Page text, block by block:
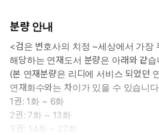
분량 안내
<검은 변호사의 치정 ~세상에서 가장
해당하는 연재도서 분량은 아래와 같습
(본 연재분량은 리디에 서비스 되었던
연재화수와는 차이가 있을 수 있습니
1권: 1화 ~ 6화
2권: 7화 ~ 13화
3권: 14화 ~ 22화